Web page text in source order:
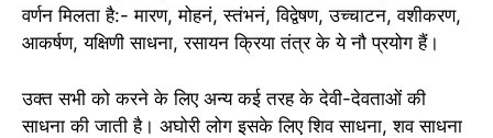
वर्णन मिलता है:- मारण, मोहनं, स्तंभनं, विद्वेषण, उच्चाटन, वशीकरण,
आकर्षण, यक्षिणी साधना, रसायन क्रिया तंत्र के ये नौ प्रयोग हैं।
उक्त सभी को करने के लिए अन्य कई तरह के देवी-देवताओं की
साधना की जाती है। अघोरी लोग इसके लिए शिव साधना, शव साधना